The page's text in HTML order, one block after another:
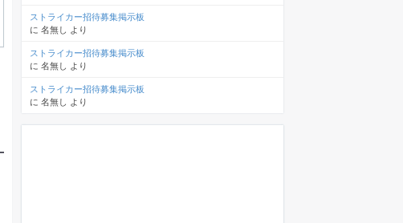
ストライカー招待募集掲示板
に 名無し より
ストライカー招待募集掲示板
に 名無し より
ストライカー招待募集掲示板
に 名無し より